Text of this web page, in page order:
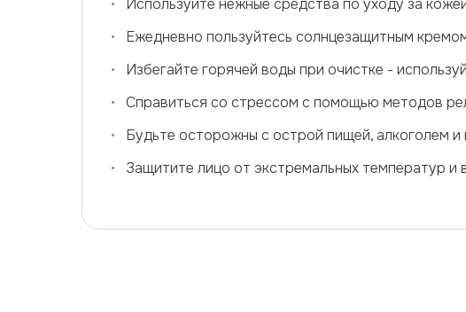
•
Используйте нежные средства по уходу за
•
Ежедневно пользуйтесь солнцезащитным
•
Избегайте горячей воды при очистке -
•
Справиться со стрессом с помощью методов
•
Будьте осторожны с острой пищей, алкоголем
•
Защитите лицо от экстремальных температур